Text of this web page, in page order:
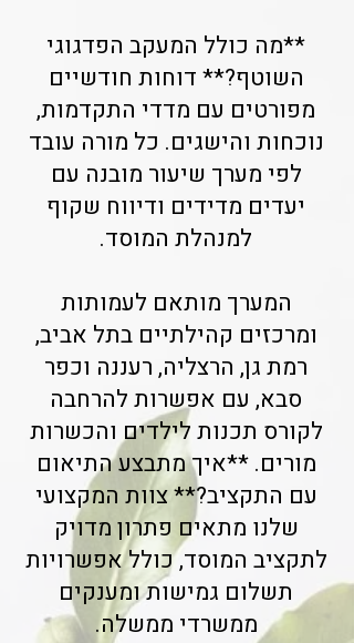
**מה כולל המעקב הפדגוגי
השוטף?** דוחות חודשיים
מפורטים עם מדדי התקדמות,
נוכחות והישגים. כל מורה עובד
לפי מערך שיעור מובנה עם
יעדים מדידים ודיווח שקוף
למנהלת המוסד.
המערך מותאם לעמותות
ומרכזים קהילתיים בתל אביב,
רמת גן, הרצליה, רעננה וכפר
סבא, עם אפשרות להרחבה
לקורס תכנות לילדים והכשרות
מורים. **איך מתבצע התיאום
עם התקציב?** צוות המקצועי
שלנו מתאים פתרון מדויק
לתקציב המוסד, כולל אפשרויות
תשלום גמישות ומענקים
ממשרדי ממשלה.